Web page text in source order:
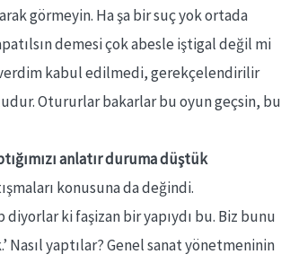
görmeyin. Ha şa bir suç yok ortada
demesi çok abesle iştigal değil mi
verdim kabul edilmedi, gerekçelendirilir
Otururlar bakarlar bu oyun geçsin, bu
anlatır duruma düştük
konusuna da değindi.
diyorlar ki faşizan bir yapıydı bu. Biz bunu
yaptılar? Genel sanat yönetmeninin